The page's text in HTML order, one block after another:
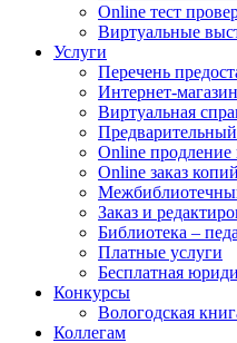
Online тест
Виртуальные
Услуги
Перечень
Интернет-магазин
Виртуальная
Предварительный
Online продление
Online заказ
Заказ и
Библиотека –
Платные услуги
Бесплатная
Конкурсы
Вологодская
Коллегам